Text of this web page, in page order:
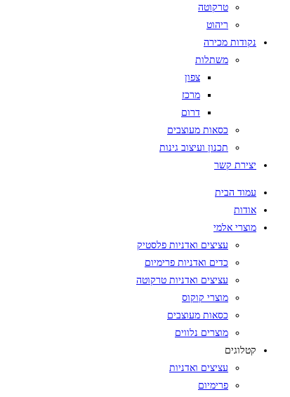
טרקוטה
ריהוט
נקודות מכירה
משתלות
צפון
מרכז
דרום
כסאות מעוצבים
תכנון ועיצוב גינות
יצירת קשר
עמוד הבית
אודות
מוצרי אלמי
עציצים ואדניות פלסטיק
כדים ואדניות פרימיום
עציצים ואדניות טרקוטה
מוצרי קוקוס
כסאות מעוצבים
מוצרים נלווים
קטלוגים
עציצים ואדניות
פרימיום